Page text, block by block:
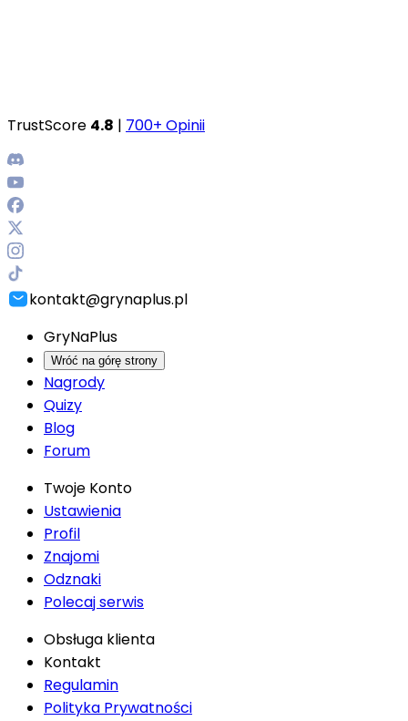
TrustScore 4.8 | 700+ Opinii
kontakt@grynaplus.pl
GryNaPlus
Wróć na górę strony
Nagrody
Quizy
Blog
Forum
Twoje Konto
Ustawienia
Profil
Znajomi
Odznaki
Polecaj serwis
Obsługa klienta
Kontakt
Regulamin
Polityka Prywatności